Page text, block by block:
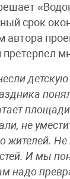
срок
автора
претерпел
не
жителей. Не
И мы
надо